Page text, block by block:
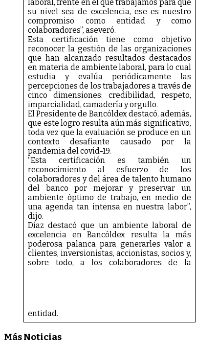
laboral, frente en el que trabajamos para que
su nivel sea de excelencia, ese es nuestro
compromiso como entidad y como
colaboradores”, aseveró.
Esta certificación tiene como objetivo
reconocer la gestión de las organizaciones
que han alcanzado resultados destacados
en materia de ambiente laboral, para lo cual
estudia y evalúa periódicamente las
percepciones de los trabajadores a través de
cinco dimensiones: credibilidad, respeto,
imparcialidad, camadería y orgullo.
El Presidente de Bancóldex destacó, además,
que este logro resulta aún más significativo,
toda vez que la evaluación se produce en un
contexto desafiante causado por la
pandemia del covid-19.
“Esta certificación es también un
reconocimiento al esfuerzo de los
colaboradores y del área de talento humano
del banco por mejorar y preservar un
ambiente óptimo de trabajo, en medio de
una agenda tan intensa en nuestra labor”,
dijo.
Díaz destacó que un ambiente laboral de
excelencia en Bancóldex resulta la más
poderosa palanca para generarles valor a
clientes, inversionistas, accionistas, socios y,
sobre todo, a los colaboradores de la
entidad.
Más Noticias